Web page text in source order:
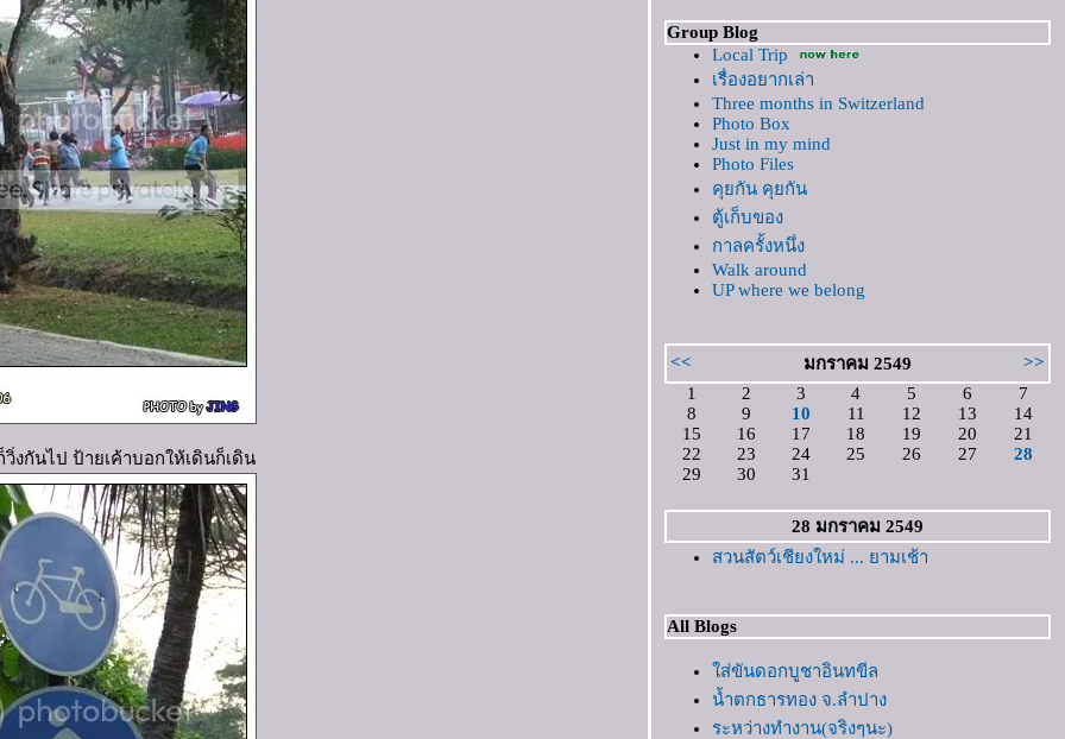
วิ่งกันไป ป้ายเค้าบอกให้เดินก็เดิน
Group Blog
Local Trip
เรื่องอยากเล่า
Three months in Switzerland
Photo Box
Just in my mind
Photo Files
คุยกัน คุยกัน
ตู้เก็บของ
กาลครั้งหนึ่ง
Walk around
UP where we belong
<< มกราคม 2549
>>
1
2 3 4 5 6
7
8
9 10 11 12 13
14
15
16 17 18 19 20
21
22
23 24 25 26 27
28
29
30 31
28 มกราคม 2549
สวนสัตว์เชียงใหม่ ... ยามเช้า
All Blogs
ส่ขันดอกบูชาอินทขีล
น้ำตกธารทอง จ.ลำปาง
ระหว่างทำงาน(จริงๆนะ)